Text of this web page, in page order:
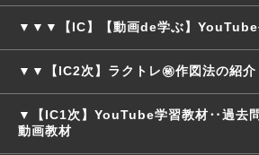
▼▼▼【IC】【動画de学ぶ】YouTube
▼▼【IC2次】ラクトレ㊙作図法の紹介
▼【IC1次】YouTube学習教材‥過去問
動画教材